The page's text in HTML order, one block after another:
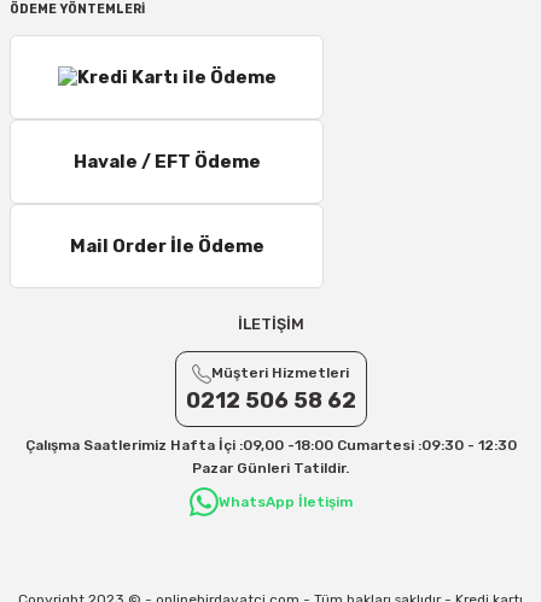
ÖDEME YÖNTEMLERİ
Havale / EFT Ödeme
Mail Order İle Ödeme
İLETİŞİM
Müşteri Hizmetleri
0212 506 58 62
Çalışma Saatlerimiz Hafta İçi :09,00 -18:00 Cumartesi :09:30 - 12:30
Pazar Günleri Tatildir.
WhatsApp İletişim